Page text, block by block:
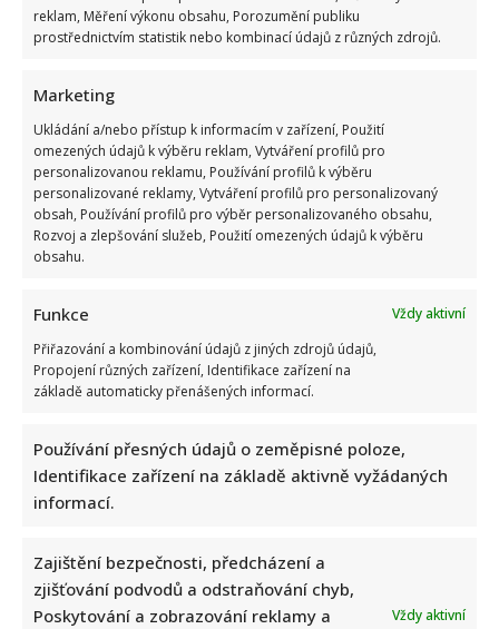
reklam, Měření výkonu obsahu, Porozumění publiku
prostřednictvím statistik nebo kombinací údajů z různých zdrojů.
Marketing
Ukládání a/nebo přístup k informacím v zařízení, Použití
omezených údajů k výběru reklam, Vytváření profilů pro
personalizovanou reklamu, Používání profilů k výběru
personalizované reklamy, Vytváření profilů pro personalizovaný
obsah, Používání profilů pro výběr personalizovaného obsahu,
Rozvoj a zlepšování služeb, Použití omezených údajů k výběru
obsahu.
Funkce
Vždy aktivní
Přiřazování a kombinování údajů z jiných zdrojů údajů,
Propojení různých zařízení, Identifikace zařízení na
základě automaticky přenášených informací.
Používání přesných údajů o zeměpisné poloze,
Identifikace zařízení na základě aktivně vyžádaných
informací.
Zajištění bezpečnosti, předcházení a
zjišťování podvodů a odstraňování chyb,
Poskytování a zobrazování reklamy a
Vždy aktivní
Vendula Pizingerová si připomíná smutné výročí. Před
24 lety prožila velké trauma
Lenka Marousková 22. 8. 2024
Vendula Pizingerová na svém Instagramovém účtu
připomněla smutné čtyřiadvacáté výročí úmrtí dcery
VíceRead
about
Vendula
Pizingerová
si
výročí.
Před
24
prožila
Stránkování
příspěvků
Předchozí 1 … 9 10